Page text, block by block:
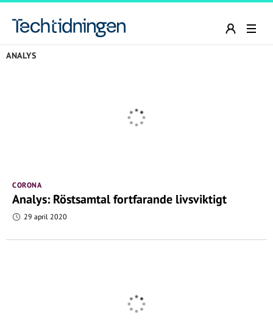
ANALYS
CORONA
Analys: Röstsamtal fortfarande livsviktigt
29 april 2020